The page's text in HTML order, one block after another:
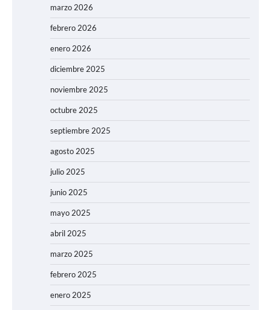
marzo 2026
febrero 2026
enero 2026
diciembre 2025
noviembre 2025
octubre 2025
septiembre 2025
agosto 2025
julio 2025
junio 2025
mayo 2025
abril 2025
marzo 2025
febrero 2025
enero 2025